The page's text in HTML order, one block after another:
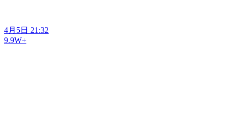
4月5日 21:32
9.9W+